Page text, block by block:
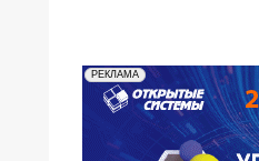
РЕКЛАМА